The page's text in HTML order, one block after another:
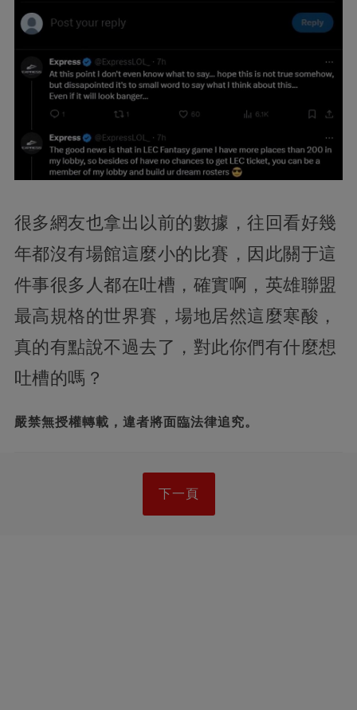
很多網友也拿出以前的數據，往回看好幾
年都沒有場館這麼小的比賽，因此關于這
件事很多人都在吐槽，確實啊，英雄聯盟
最高規格的世界賽，場地居然這麼寒酸，
真的有點說不過去了，對此你們有什麼想
吐槽的嗎？
嚴禁無授權轉載，違者將面臨法律追究。
下一頁